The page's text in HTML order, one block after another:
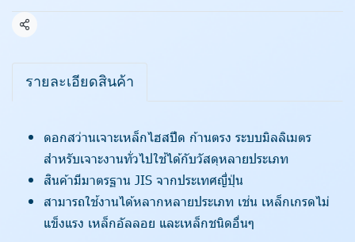
แชร์
รายละเอียดสินค้า
ดอกสว่านเจาะเหล็กไฮสปีด ก้านตรง ระบบมิลลิเมตร
สำหรับเจาะงานทั่วไปใช้ได้กับวัสดุหลายประเภท
สินค้ามีมาตรฐาน JIS จากประเทศญี่ปุ่น
สามารถใช้งานได้หลากหลายประเภท เช่น เหล็กเกรดไม่
แข็งแรง เหล็กอัลลอย และเหล็กชนิดอื่นๆ